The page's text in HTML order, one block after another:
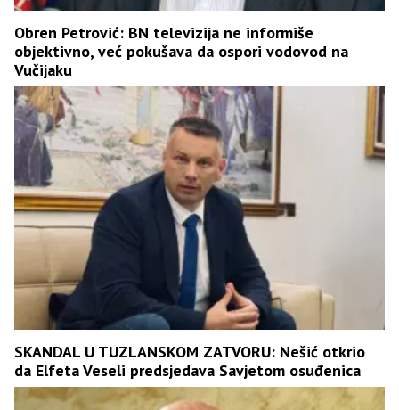
Obren Petrović: BN televizija ne informiše
objektivno, već pokušava da ospori vodovod na
Vučijaku
SKANDAL U TUZLANSKOM ZATVORU: Nešić otkrio
da Elfeta Veseli predsjedava Savjetom osuđenica